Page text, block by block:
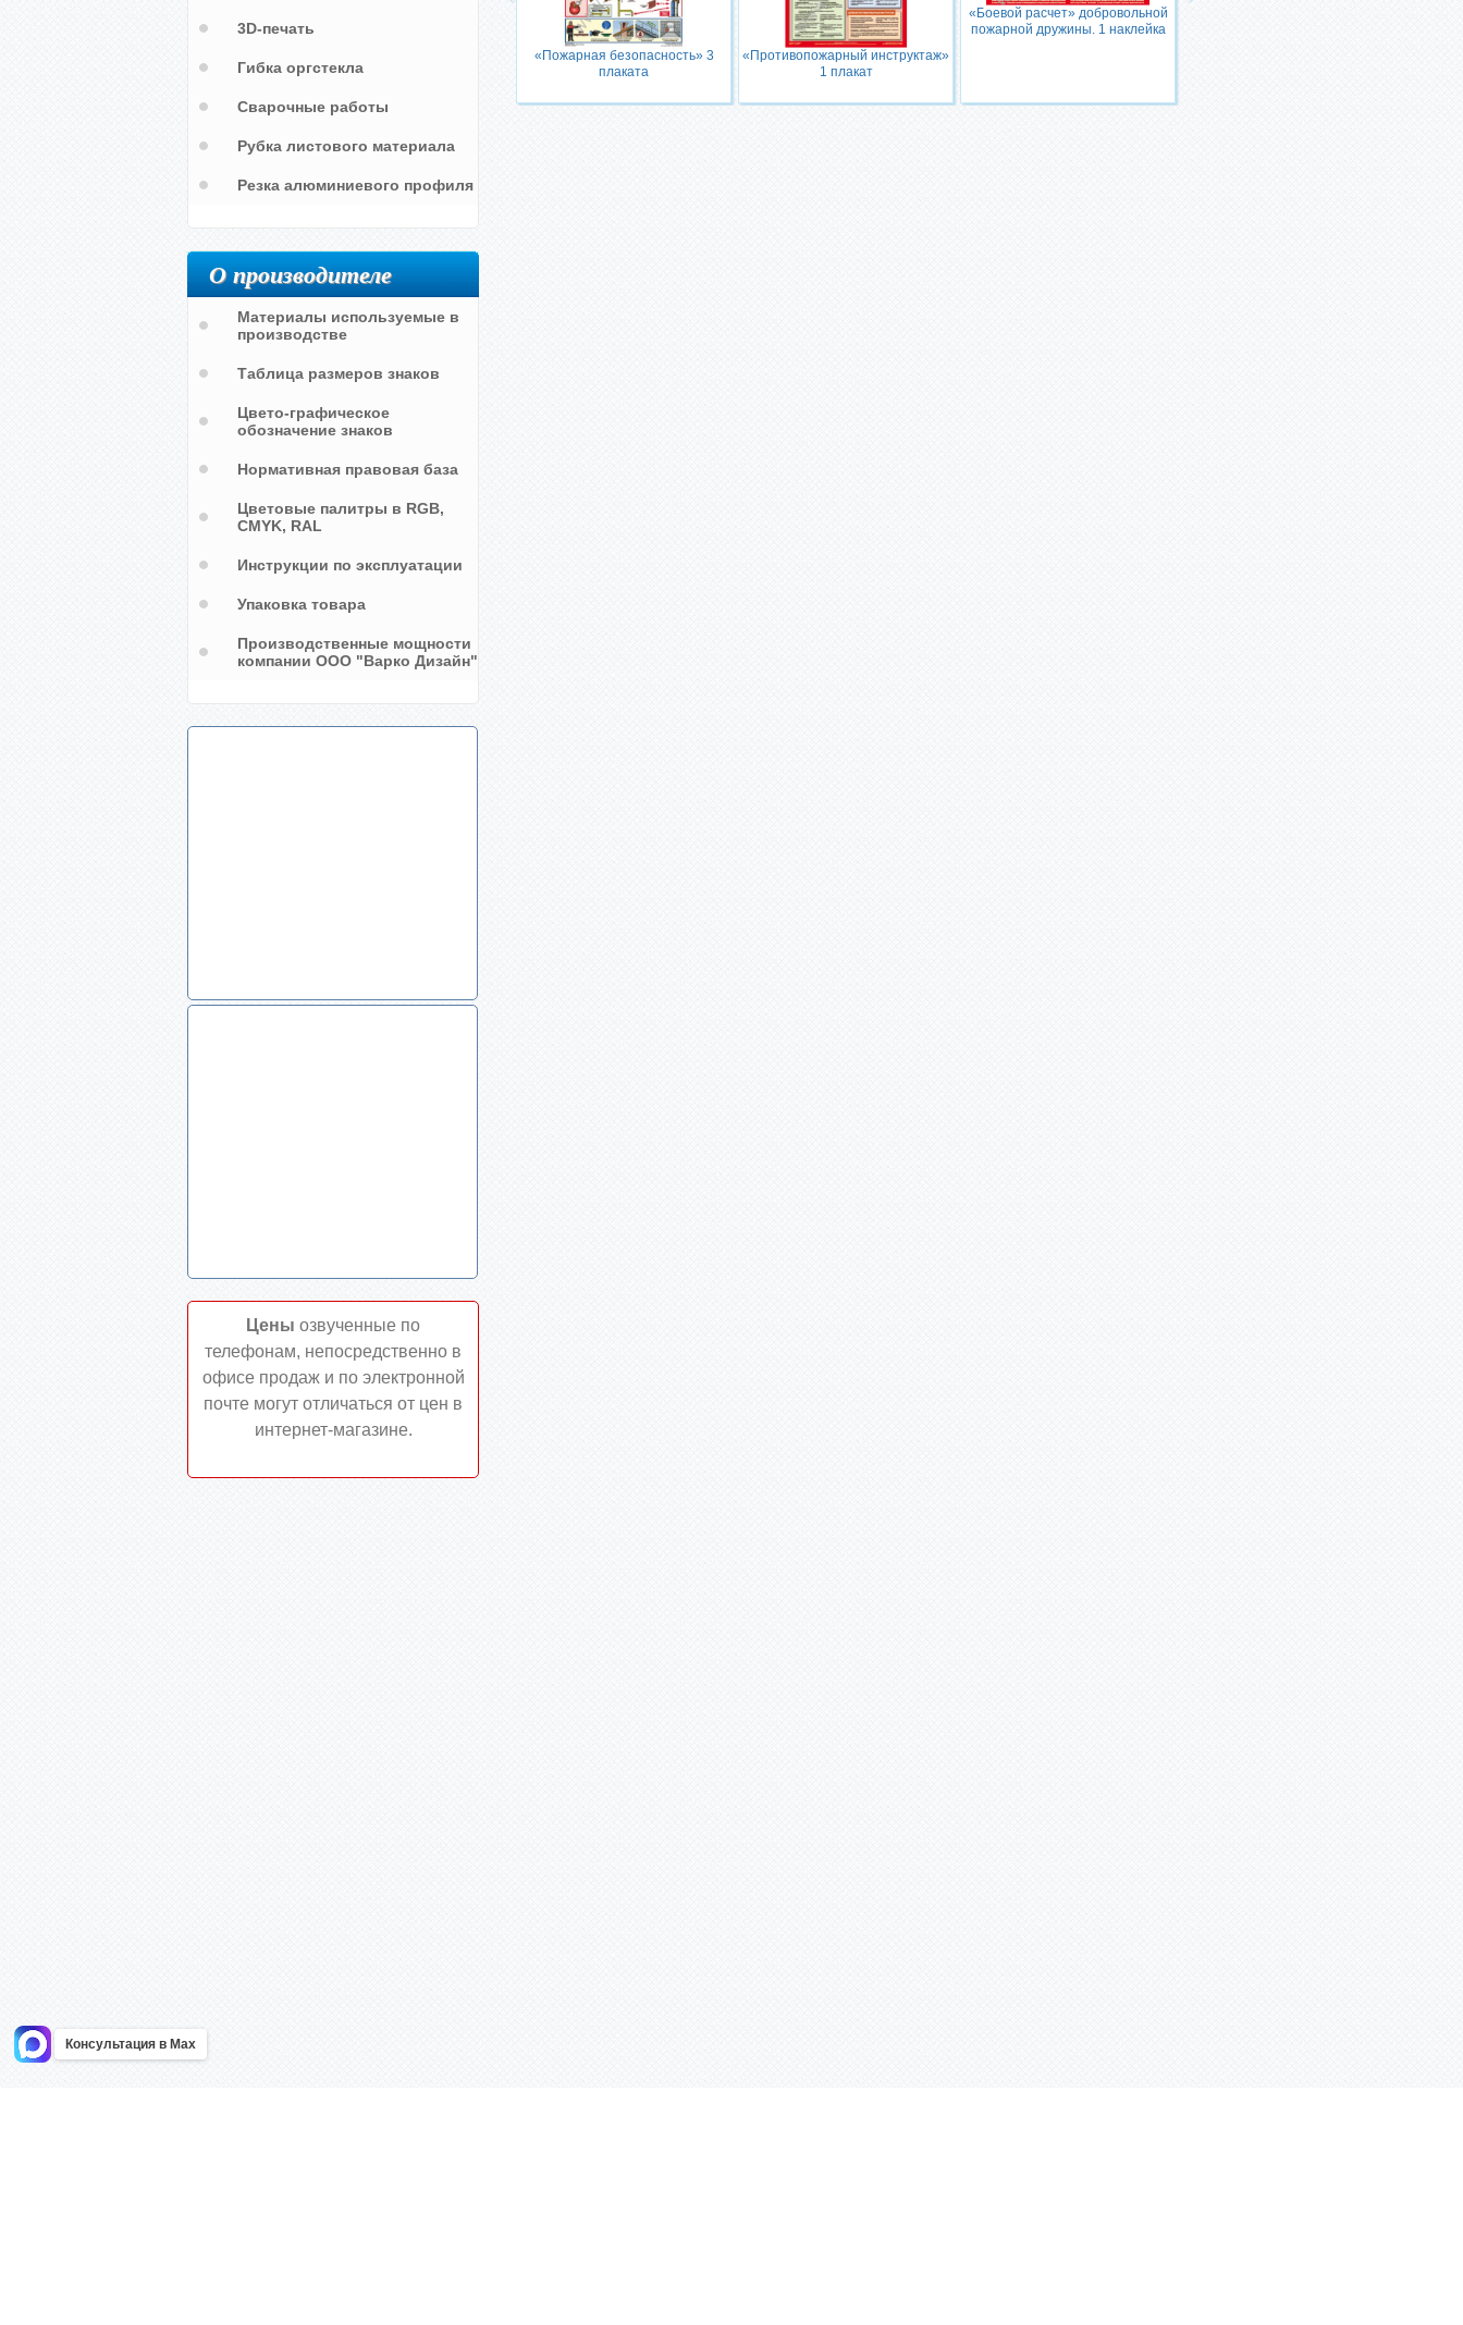
пожарной дружины. 1 наклейка
«Пожарная безопасность» 3
плаката
«Противопожарный инструктаж»
1 плакат
«Боевой расчет» добровольной
пожарной дружины. 1 наклейка
3D-печать
Гибка оргстекла
Сварочные работы
Рубка листового материала
Резка алюминиевого профиля
О производителе
Материалы используемые в
производстве
Таблица размеров знаков
Цвето-графическое
обозначение знаков
Нормативная правовая база
Цветовые палитры в RGB,
CMYK, RAL
Инструкции по эксплуатации
Упаковка товара
Производственные мощности
компании ООО "Варко Дизайн"
Цены озвученные по
телефонам, непосредственно в
офисе продаж и по электронной
почте могут отличаться от цен в
интернет-магазине.
Консультация в Max